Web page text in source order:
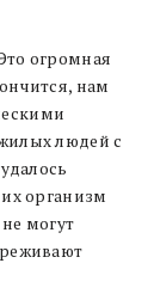
огромная
нам
людей с
организм
могут